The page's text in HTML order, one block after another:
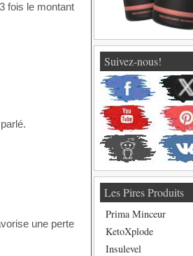
fois le montant
une perte
Suivez-nous!
Les Pires Produits
Prima Minceur
KetoXplode
Insulevel